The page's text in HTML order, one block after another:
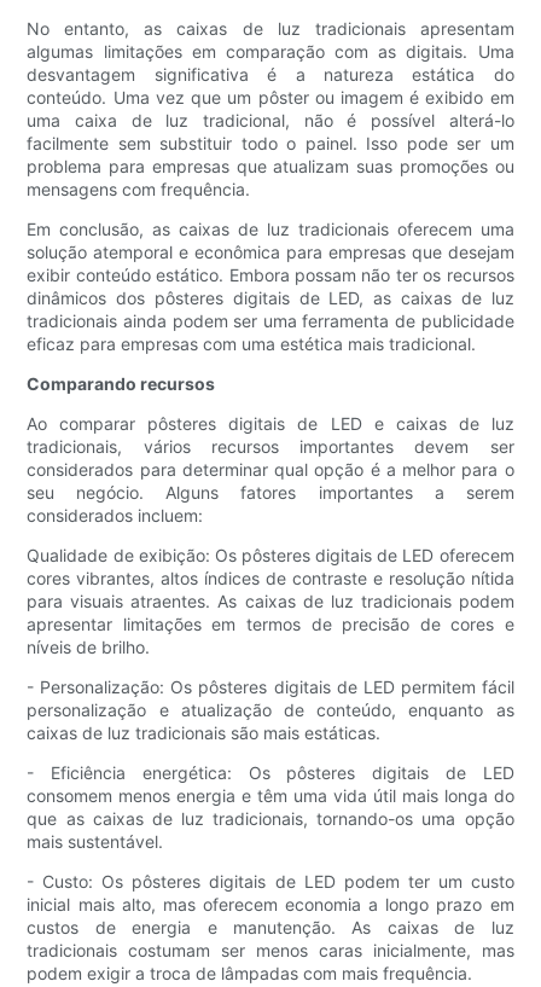
No entanto, as caixas de luz tradicionais apresentam
algumas limitações em comparação com as digitais. Uma
desvantagem significativa é a natureza estática do
conteúdo. Uma vez que um pôster ou imagem é exibido em
uma caixa de luz tradicional, não é possível alterá-lo
facilmente sem substituir todo o painel. Isso pode ser um
problema para empresas que atualizam suas promoções ou
mensagens com frequência.
Em conclusão, as caixas de luz tradicionais oferecem uma
solução atemporal e econômica para empresas que desejam
exibir conteúdo estático. Embora possam não ter os recursos
dinâmicos dos pôsteres digitais de LED, as caixas de luz
tradicionais ainda podem ser uma ferramenta de publicidade
eficaz para empresas com uma estética mais tradicional.
Comparando recursos
Ao comparar pôsteres digitais de LED e caixas de luz
tradicionais, vários recursos importantes devem ser
considerados para determinar qual opção é a melhor para o
seu negócio. Alguns fatores importantes a serem
considerados incluem:
Qualidade de exibição: Os pôsteres digitais de LED oferecem
cores vibrantes, altos índices de contraste e resolução nítida
para visuais atraentes. As caixas de luz tradicionais podem
apresentar limitações em termos de precisão de cores e
níveis de brilho.
- Personalização: Os pôsteres digitais de LED permitem fácil
personalização e atualização de conteúdo, enquanto as
caixas de luz tradicionais são mais estáticas.
- Eficiência energética: Os pôsteres digitais de LED
consomem menos energia e têm uma vida útil mais longa do
que as caixas de luz tradicionais, tornando-os uma opção
mais sustentável.
- Custo: Os pôsteres digitais de LED podem ter um custo
inicial mais alto, mas oferecem economia a longo prazo em
custos de energia e manutenção. As caixas de luz
tradicionais costumam ser menos caras inicialmente, mas
podem exigir a troca de lâmpadas com mais frequência.